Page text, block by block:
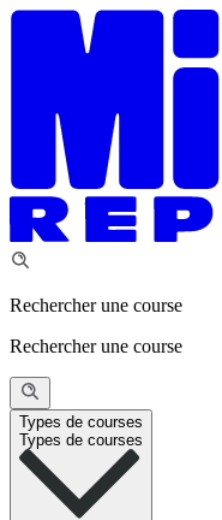
Rechercher une course
Rechercher une course
Types de courses
Types de courses